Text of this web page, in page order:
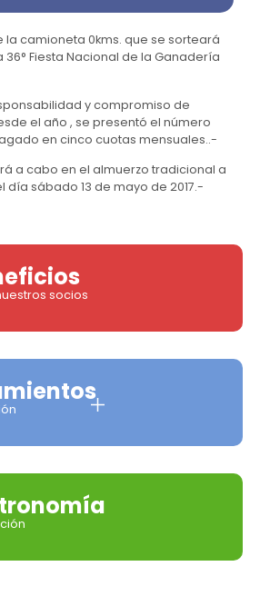
la camioneta 0kms. que se sorteará
Fiesta Nacional de la Ganadería
y compromiso de
el año , se presentó el número
en cinco cuotas mensuales..-
a cabo en el almuerzo tradicional a
día sábado 13 de mayo de 2017.-
socios